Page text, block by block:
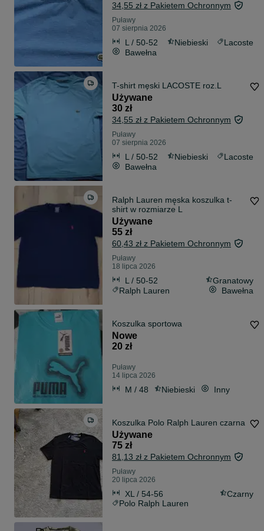
34,55 zł z Pakietem Ochronnym
Puławy
07 sierpnia 2026
L / 50-52 Niebieski
Lacoste
Bawełna
T-shirt męski LACOSTE roz.L
Używane
30 zł
34,55 zł z Pakietem Ochronnym
Puławy
07 sierpnia 2026
L / 50-52 Niebieski
Lacoste
Bawełna
Ralph Lauren męska koszulka t-
shirt w rozmiarze L
Używane
55 zł
60,43 zł z Pakietem Ochronnym
Puławy
18 lipca 2026
L / 50-52
Granatowy
Ralph Lauren
Bawełna
Koszulka sportowa
Nowe
20 zł
Puławy
14 lipca 2026
M / 48 Niebieski Inny
Koszulka Polo Ralph Lauren czarna
Używane
75 zł
81,13 zł z Pakietem Ochronnym
Puławy
20 lipca 2026
XL / 54-56
Czarny
Polo Ralph Lauren